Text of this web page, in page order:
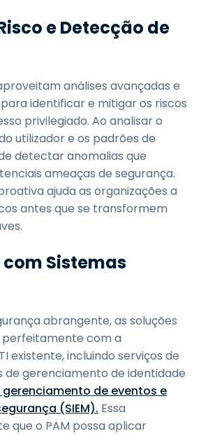
e Detecção de
análises avançadas e
identificar e mitigar os riscos
privilegiado. Ao analisar o
utilizador e os padrões de
detectar anomalias que
ameaças de segurança.
ajuda as organizações a
antes que se transformem
Sistemas
abrangente, as soluções
perfeitamente com a
existente, incluindo serviços de
de gerenciamento de identidade
gerenciamento de eventos e
(SIEM). Essa
que o PAM possa aplicar